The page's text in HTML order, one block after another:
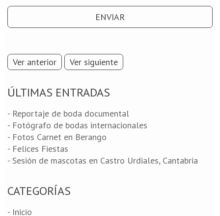
Ver anterior Ver siguiente
ÚLTIMAS ENTRADAS
- Reportaje de boda documental
- Fotógrafo de bodas internacionales
- Fotos Carnet en Berango
- Felices Fiestas
- Sesión de mascotas en Castro Urdiales, Cantabria
CATEGORÍAS
- Inicio